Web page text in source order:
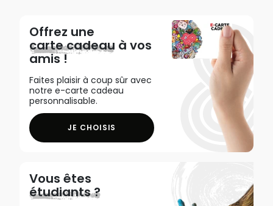
Offrez une
carte cadeau à vos
amis !
Faites plaisir à coup sûr avec
notre e-carte cadeau
personnalisable.
JE CHOISIS
Vous êtes
étudiants ?